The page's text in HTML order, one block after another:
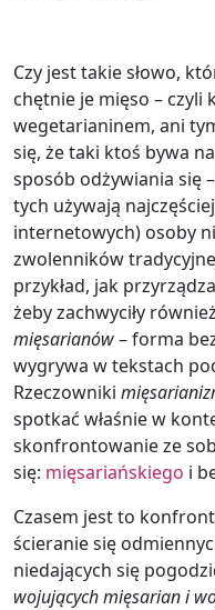
Czy jest takie słowo,
chętnie je mięso –
wegetarianinem, ani
się, że taki ktoś bywa
sposób odżywiania się –
tych używają
internetowych) osoby
zwolenników
przykład, jak
żeby zachwyciły
mięsarianów– forma
wygrywa w tekstach
Rzeczowniki
spotkać właśnie w
skonfrontowanie ze
się: mięsariańskiego i
Czasem jest to
ścieranie się
niedających się
wojujących mięsarian i